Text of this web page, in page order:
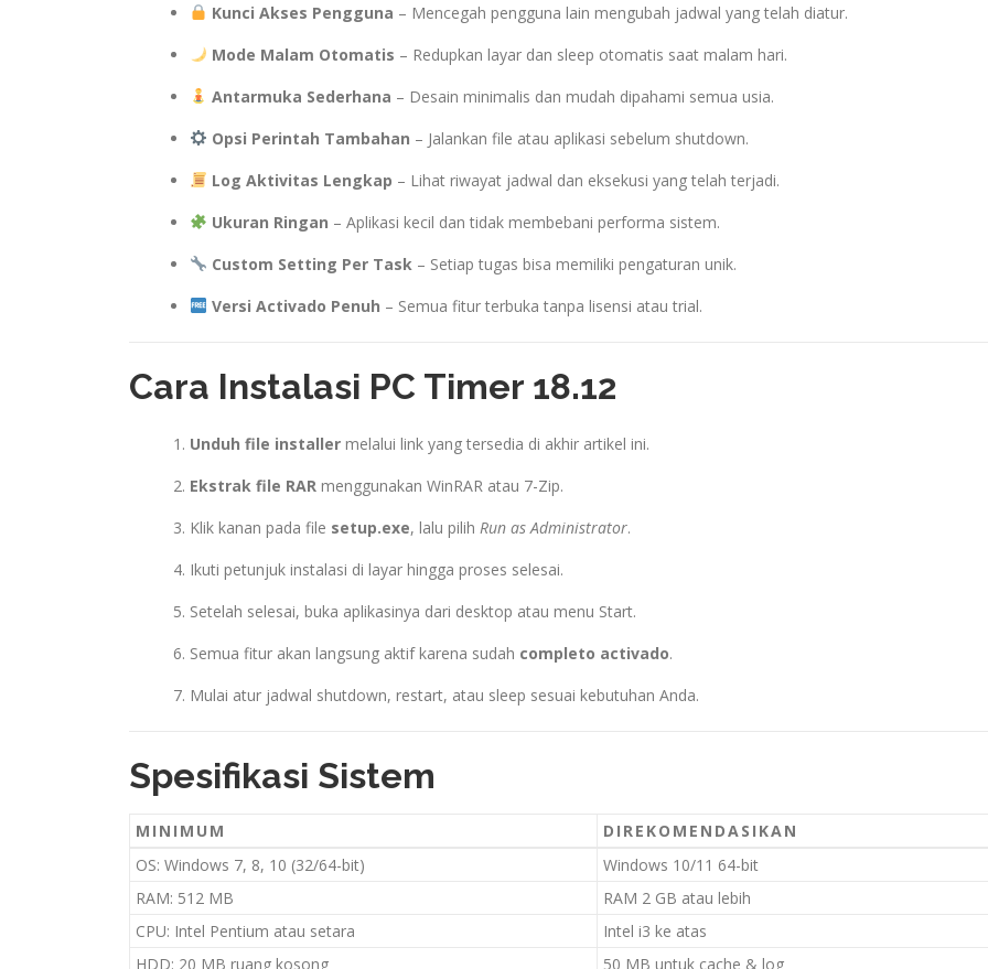
Kunci Akses Pengguna – Mencegah pengguna lain mengubah jadwal yang telah diatur.
Mode Malam Otomatis – Redupkan layar dan sleep otomatis saat malam hari.
Antarmuka Sederhana – Desain minimalis dan mudah dipahami semua usia.
Opsi Perintah Tambahan – Jalankan file atau aplikasi sebelum shutdown.
Log Aktivitas Lengkap – Lihat riwayat jadwal dan eksekusi yang telah terjadi.
Ukuran Ringan – Aplikasi kecil dan tidak membebani performa sistem.
Custom Setting Per Task– Setiap tugas bisa memiliki pengaturan unik.
Versi Activado Penuh – Semua fitur terbuka tanpa lisensi atau trial.
Cara Instalasi PC Timer 18.12
Unduh file installer melalui link yang tersedia di akhir artikel ini.
Ekstrak file RAR menggunakan WinRAR atau 7-Zip.
Klik kanan pada file setup.exe, lalu pilih Run as Administrator.
Ikuti petunjuk instalasi di layar hingga proses selesai.
Setelah selesai, buka aplikasinya dari desktop atau menu Start.
Semua fitur akan langsung aktif karena sudah completo activado.
Mulai atur jadwal shutdown, restart, atau sleep sesuai kebutuhan Anda.
Spesifikasi Sistem
MINIMUM
DIREKOMENDASIKAN
OS: Windows 7, 8, 10 (32/64-bit)
Windows 10/11 64-bit
RAM: 512 MB
RAM 2 GB atau lebih
CPU: Intel Pentium atau setara
Intel i3 ke atas
HDD: 20 MB ruang kosong
50 MB untuk cache & log